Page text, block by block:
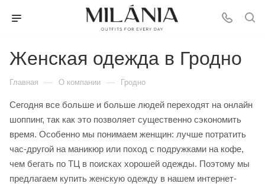
Женская одежда в Гродно
Главная — О компании — Гродно
Сегодня все больше и больше людей переходят на онлайн
шоппинг, так как это позволяет существенно сэкономить
время. Особенно мы понимаем женщин: лучше потратить
час-другой на маникюр или поход с подружками на кофе,
чем бегать по ТЦ в поисках хорошей одежды. Поэтому мы
предлагаем купить женскую одежду в нашем интернет-